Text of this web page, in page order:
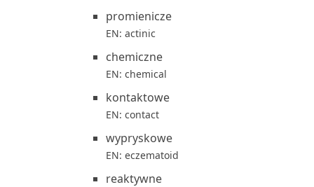
promienicze
EN: actinic
chemiczne
EN: chemical
kontaktowe
EN: contact
wypryskowe
EN: eczematoid
reaktywne